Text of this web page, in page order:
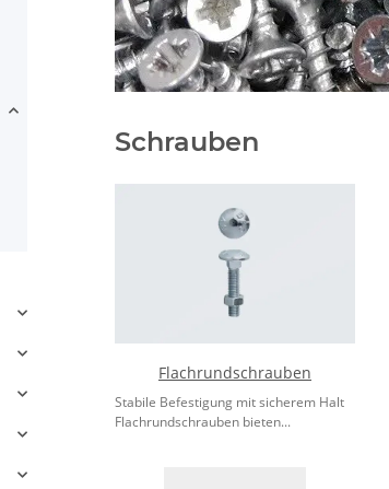
Schrauben
Flachrundschrauben
Stabile Befestigung mit sicherem Halt
Flachrundschrauben bieten...